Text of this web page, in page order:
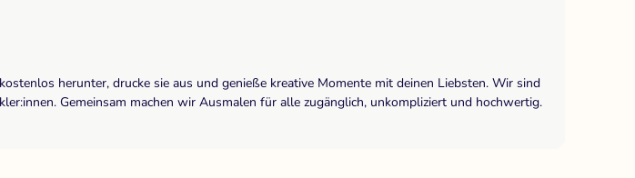
herunter, drucke sie aus und genieße kreative Momente mit deinen Liebsten. Wir sind
Gemeinsam machen wir Ausmalen für alle zugänglich, unkompliziert und hochwertig.